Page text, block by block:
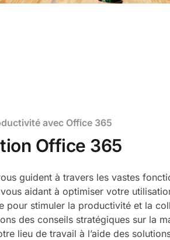
avec Office 365
Office 365
guident à travers les vastes
aidant à optimiser votre
pour stimuler la productivité et la
des conseils stratégiques sur la
lieu de travail à l’aide des